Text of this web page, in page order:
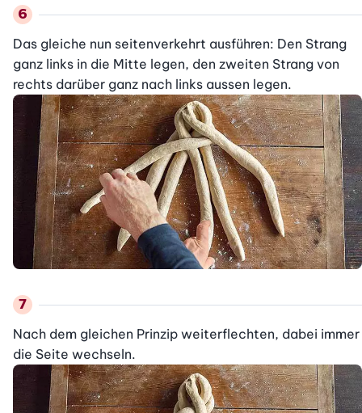
Das gleiche nun seitenverkehrt ausführen: Den Strang
ganz links in die Mitte legen, den zweiten Strang von
rechts darüber ganz nach links aussen legen.
Nach dem gleichen Prinzip weiterflechten, dabei immer
die Seite wechseln.